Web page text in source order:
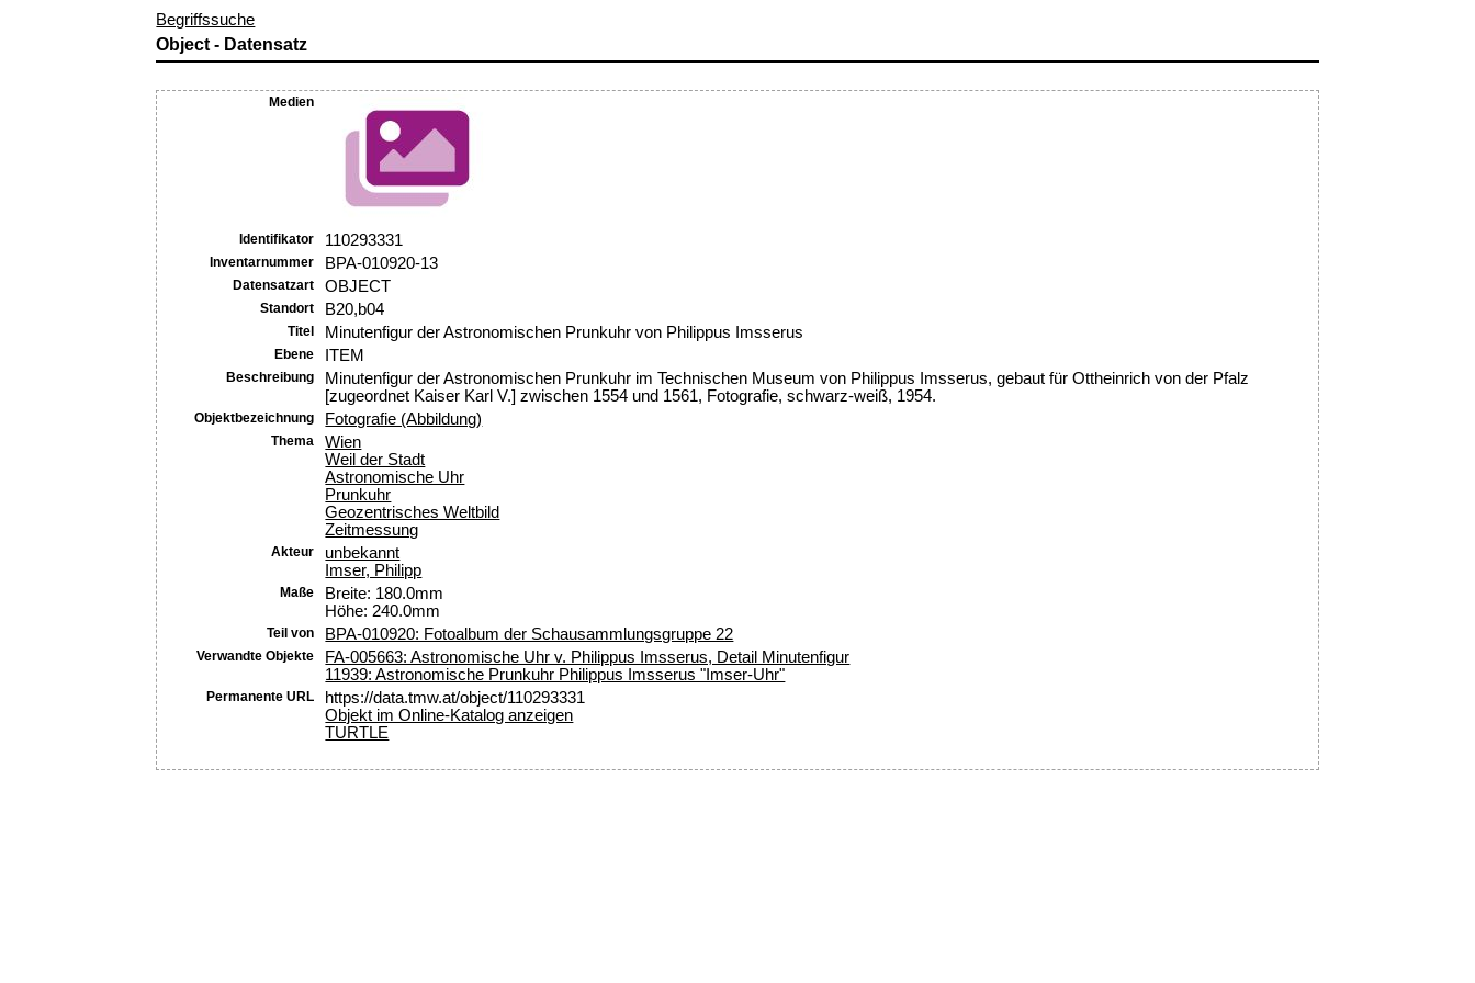
Begriffssuche
Object - Datensatz
Medien
Identifikator 110293331
Inventarnummer BPA-010920-13
Datensatzart OBJECT
Standort B20,b04
Titel Minutenfigur der Astronomischen Prunkuhr von Philippus Imsserus
Ebene ITEM
Beschreibung
Minutenfigur der Astronomischen Prunkuhr im Technischen Museum von Philippus Imsserus, gebaut für Ottheinrich von der Pfalz
[zugeordnet Kaiser Karl V.] zwischen 1554 und 1561, Fotografie, schwarz-weiß, 1954.
Objektbezeichnung Fotografie (Abbildung)
Thema
Wien
Weil der Stadt
Astronomische Uhr
Prunkuhr
Geozentrisches Weltbild
Zeitmessung
Akteur
unbekannt
Imser, Philipp
Maße
Breite: 180.0mm
Höhe: 240.0mm
Teil von BPA-010920: Fotoalbum der Schausammlungsgruppe 22
Verwandte Objekte
FA-005663: Astronomische Uhr v. Philippus Imsserus, Detail Minutenfigur
11939: Astronomische Prunkuhr Philippus Imsserus "Imser-Uhr"
Permanente URL
https://data.tmw.at/object/110293331
Objekt im Online-Katalog anzeigen
TURTLE